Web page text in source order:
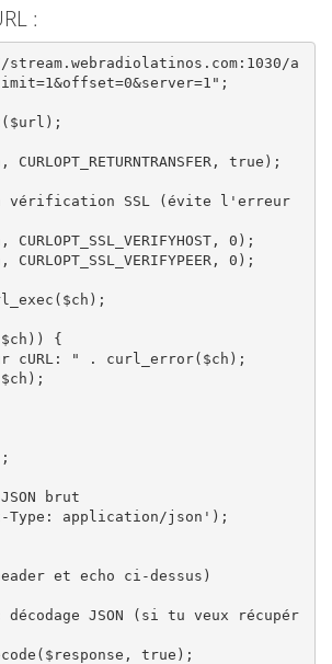
:
a
true);
vérification SSL (évite l'erreur
0);
0);
{
brut
Type: application/json');
et echo ci-dessus)
JSON (si tu veux récupér
true);